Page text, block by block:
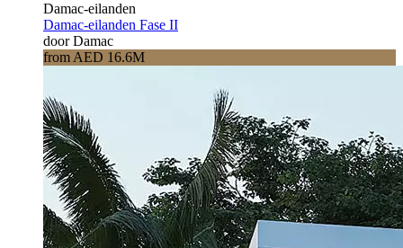
Damac-eilanden
Damac-eilanden Fase II
door Damac
from AED 16.6M